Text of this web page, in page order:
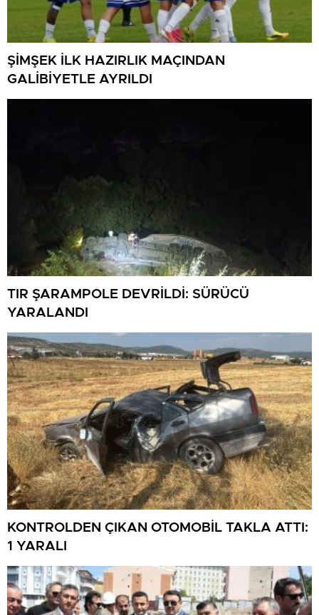
ŞİMŞEK İLK HAZIRLIK MAÇINDAN
GALİBİYETLE AYRILDI
TIR ŞARAMPOLE DEVRİLDİ: SÜRÜCÜ
YARALANDI
KONTROLDEN ÇIKAN OTOMOBİL TAKLA ATTI:
1 YARALI